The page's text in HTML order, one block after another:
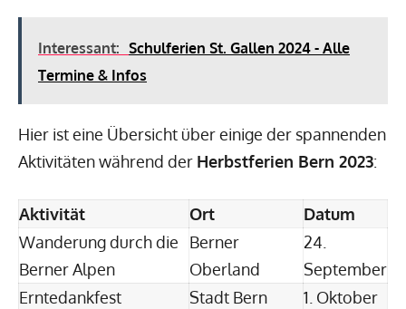
Interessant: Schulferien St. Gallen 2024 - Alle
Termine & Infos
Hier ist eine Übersicht über einige der spannenden
Aktivitäten während der Herbstferien Bern 2023:
Aktivität Ort
Datum
Wanderung durch die
Berner Alpen
Berner
Oberland
24.
September
Erntedankfest
Stadt Bern
1. Oktober